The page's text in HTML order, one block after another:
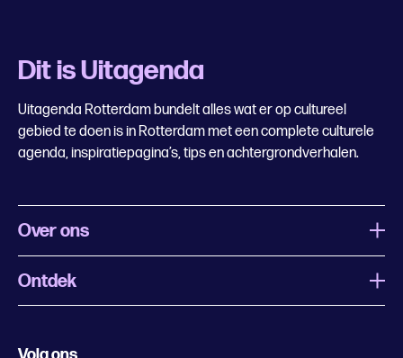
Dit is Uitagenda
Uitagenda Rotterdam bundelt alles wat er op cultureel
gebied te doen is in Rotterdam met een complete culturele
agenda, inspiratiepagina’s, tips en achtergrondverhalen.
Over ons
Wat is Uitagenda Rotterdam
Ontdek